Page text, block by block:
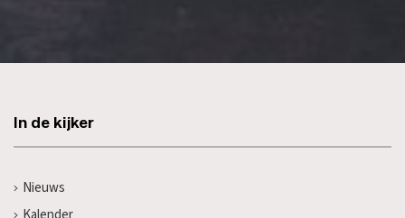
In de kijker
Nieuws